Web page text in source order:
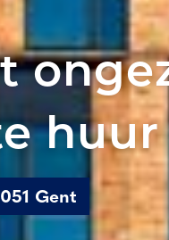
huur
Gent